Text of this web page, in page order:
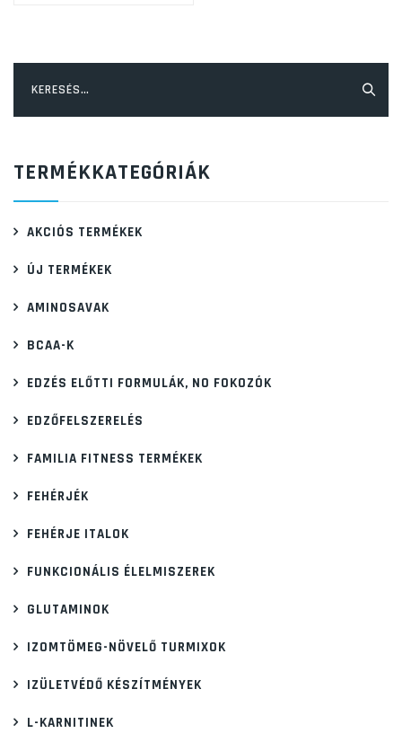
TERMÉKKATEGÓRIÁK
AKCIÓS TERMÉKEK
ÚJ TERMÉKEK
AMINOSAVAK
BCAA-K
EDZÉS ELŐTTI FORMULÁK, NO FOKOZÓK
EDZŐFELSZERELÉS
FAMILIA FITNESS TERMÉKEK
FEHÉRJÉK
FEHÉRJE ITALOK
FUNKCIONÁLIS ÉLELMISZEREK
GLUTAMINOK
IZOMTÖMEG-NÖVELŐ TURMIXOK
IZÜLETVÉDŐ KÉSZÍTMÉNYEK
L-KARNITINEK